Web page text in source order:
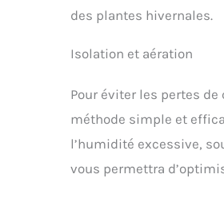
des plantes hivernales.
Isolation et aération
Pour éviter les pertes
méthode simple et
l’humidité excessive,
vous permettra